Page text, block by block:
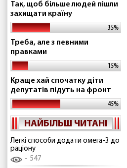
Так, щоб більше людей пішли
захищати країну
35%
Треба, але з певними
правками
15%
Краще хай спочатку діти
депутатів підуть на фронт
45%
НАЙБІЛЬШ ЧИТАНІ
Легкі способи додати омега-3 до
раціону
547